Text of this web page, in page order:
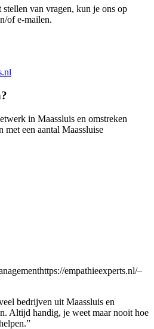
van vragen, kun je ons op
of e-mailen.
in Maassluis en omstreken
een aantal Maassluise
https://empathieexperts.nl/–
bedrijven uit Maassluis en
Altijd handig, je weet maar nooit hoe